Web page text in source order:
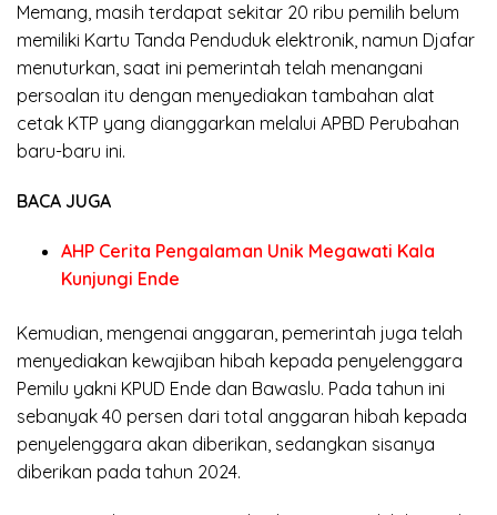
Memang, masih terdapat sekitar 20 ribu pemilih belum
memiliki Kartu Tanda Penduduk elektronik, namun Djafar
menuturkan, saat ini pemerintah telah menangani
persoalan itu dengan menyediakan tambahan alat
cetak KTP yang dianggarkan melalui APBD Perubahan
baru-baru ini.
BACA JUGA
AHP Cerita Pengalaman Unik Megawati Kala
Kunjungi Ende
Kemudian, mengenai anggaran, pemerintah juga telah
menyediakan kewajiban hibah kepada penyelenggara
Pemilu yakni KPUD Ende dan Bawaslu. Pada tahun ini
sebanyak 40 persen dari total anggaran hibah kepada
penyelenggara akan diberikan, sedangkan sisanya
diberikan pada tahun 2024.